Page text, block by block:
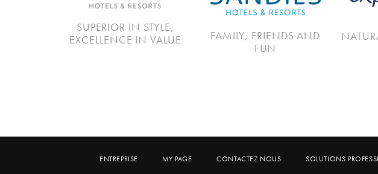
SUPERIOR IN STYLE,
EXCELLENCE IN VALUE
FAMILY, FRIENDS AND
FUN
ENTREPRISE MY PAGE CONTACTEZ NOUS SOLUTIONS